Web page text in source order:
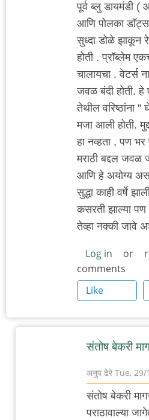
पूर्व ब्लु डायमंडी (
आणि पोलका डॉट्स
सुध्दा डोळे झाकून
होती . प्रॉब्लेम
चालायचा . वेटर्स
जवळ बंदी होती.
तेथील वरिष्ठांना
मजा आली होती.
हा नव्हता , पण
मराठी बद्दल जवळ
आणि हे अयोग्य
सुद्धा काही वर्षे
कसरती झाल्या
तेव्हा नक्की जावे
Log in or
comments
Like
संतोष बेकरी
अनुप ढेरे Tue,
In
संतोष बेकरी
पराठावाल्या